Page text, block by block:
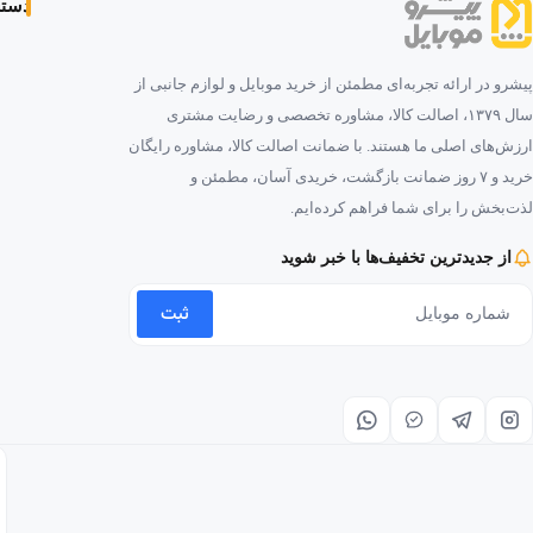
پیشرو در ارائه تجربه‌ای مطمئن از خرید موبایل و لوازم جانبی از
سال ۱۳۷۹، اصالت کالا، مشاوره تخصصی و رضایت مشتری
ارزش‌های اصلی ما هستند. با ضمانت اصالت کالا، مشاوره رایگان
خرید و ۷ روز ضمانت بازگشت، خریدی آسان، مطمئن و
لذت‌بخش را برای شما فراهم کرده‌ایم.
از جدیدترین تخفیف‌ها با خبر شوید
ثبت